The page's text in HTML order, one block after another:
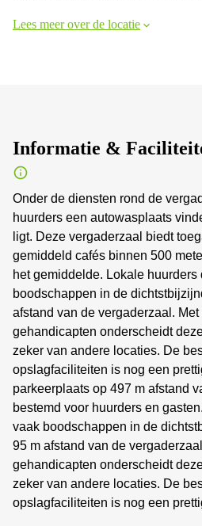
Lees meer over de locatie
Informatie &
Onder de diensten rond de
huurders een autowasplaats
ligt. Deze vergaderzaal biedt
gemiddeld cafés binnen 500
het gemiddelde. Lokale huurders
boodschappen in de
afstand van de vergaderzaal.
gehandicapten onderscheidt
zeker van andere locaties. De
opslagfaciliteiten is nog een
parkeerplaats op 497 m afstand
bestemd voor huurders en
vaak boodschappen in de
95 m afstand van de
gehandicapten onderscheidt
zeker van andere locaties. De
opslagfaciliteiten is nog een